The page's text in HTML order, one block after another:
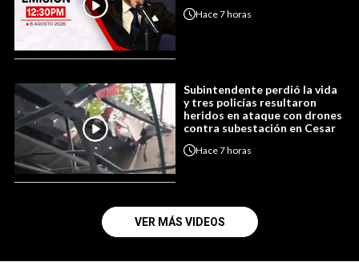
Hace7 horas
Subintendente perdió la vida
y tres policías resultaron
heridos en ataque con drones
contra subestación en Cesar
Hace7 horas
VER MÁS VIDEOS